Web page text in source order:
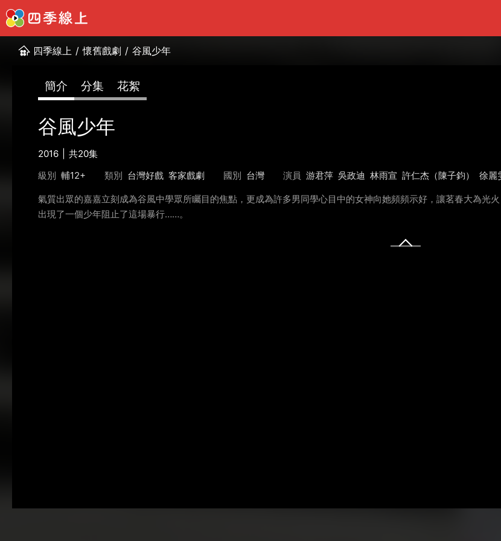
四季線上 / 懷舊戲劇 / 谷風少年
簡介 分集 花絮
谷風少年
2016
共20集
級別 輔12+ 類別 台灣好戲 客家戲劇 國別 台灣 演員 游君萍 吳政迪 林雨宣 許仁杰（陳子鈞） 徐麗
氣質出眾的嘉嘉立刻成為谷風中學眾所矚目的焦點，更成為許多男同學心目中的女神向她頻頻示好，讓茗春大為光
出現了一個少年阻止了這場暴行……。